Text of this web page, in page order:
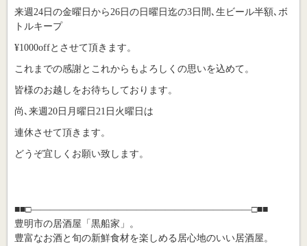
来週24日の金曜日から26日の日曜日迄の3日間､生ビール半額､ボ
トルキープ
¥1000offとさせて頂きます。
これまでの感謝とこれからもよろしくの思いを込めて。
皆様のお越しをお待ちしております。
尚､来週20日月曜日21日火曜日は
連休させて頂きます。
どうぞ宜しくお願い致します。
■■□―――――――――――――――――――――――□■■
豊明市の居酒屋「黒船家」。
豊富なお酒と旬の新鮮食材を楽しめる居心地のいい居酒屋。